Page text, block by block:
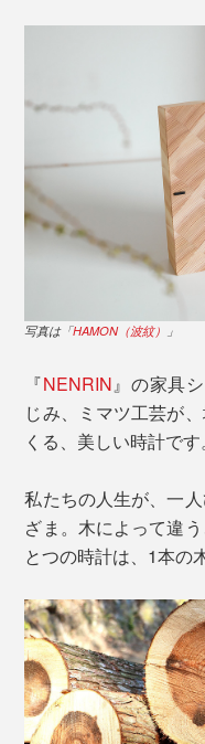
写真は「HAMON（波紋） 」
『NENRIN』の家具
じみ、ミマツ工芸が
くる、美しい時計です。
私たちの人生が、一
ざま。木によって違
とつの時計は、1本の